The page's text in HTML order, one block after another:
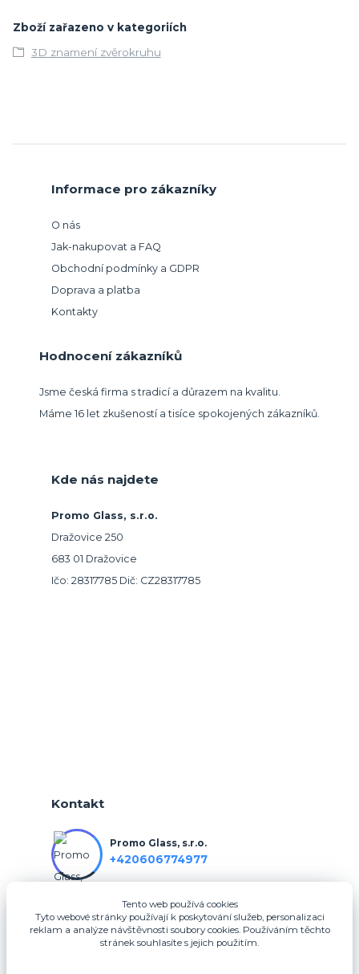
Zboží zařazeno v kategoriích
3D znamení zvěrokruhu
Informace pro zákazníky
O nás
Jak-nakupovat a FAQ
Obchodní podmínky a GDPR
Doprava a platba
Kontakty
Hodnocení zákazníků
Jsme česká firma s tradicí a důrazem na kvalitu.
Máme 16 let zkušeností a tisíce spokojených zákazníků.
Kde nás najdete
Promo Glass, s.r.o.
Dražovice 250
683 01 Dražovice
Ičo: 28317785 Dič: CZ28317785
Kontakt
Promo Glass, s.r.o.
+420606774977
info@3dfotodarky.cz
Tento web používá cookies
Tyto webové stránky používají k poskytování služeb, personalizaci
reklam a analýze návštěvnosti soubory cookies. Používáním těchto
stránek souhlasíte s jejich použitím.